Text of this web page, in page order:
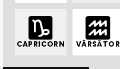
CAPRICORN VĂRSĂTOR